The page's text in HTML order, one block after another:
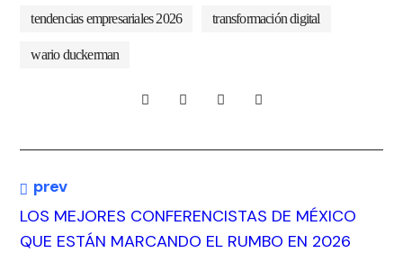
tendencias empresariales 2026 transformación digital
wario duckerman
prev
LOS MEJORES CONFERENCISTAS DE MÉXICO
QUE ESTÁN MARCANDO EL RUMBO EN 2026